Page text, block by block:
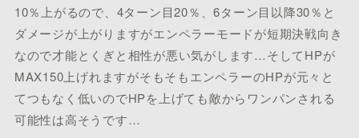
10％上がるので、4ターン目20％、6ターン目以降30％と
ダメージが上がりますがエンペラーモードが短期決戦向き
なので才能とくぎと相性が悪い気がします…そしてHPが
MAX150上げれますがそもそもエンペラーのHPが元々と
てつもなく低いのでHPを上げても敵からワンパンされる
可能性は高そうです…